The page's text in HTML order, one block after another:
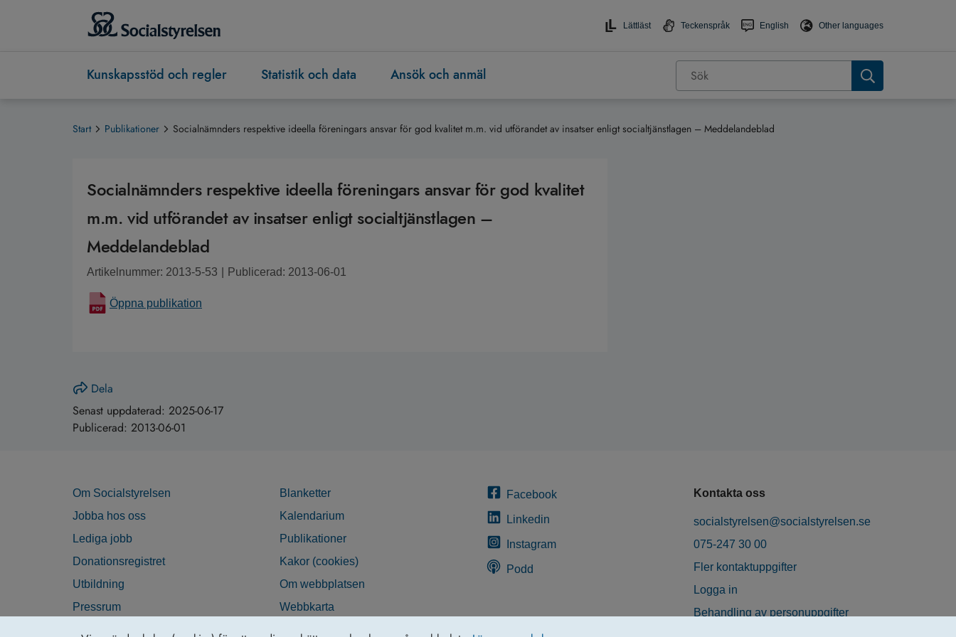
Lättläst Teckenspråk English Other languages
Kunskapsstöd och regler Statistik och data Ansök och anmäl
Start Publikationer Socialnämnders respektive ideella föreningars ansvar för god kvalitet m.m. vid utförandet av insatser enligt socialtjänstlagen – Meddelandeblad
Socialnämnders respektive ideella föreningars ansvar för god kvalitet
m.m. vid utförandet av insatser enligt socialtjänstlagen –
Meddelandeblad
Artikelnummer: 2013-5-53 Publicerad: 2013-06-01
Öppna publikation
Dela
Senast uppdaterad: 2025-06-17
Publicerad: 2013-06-01
Om Socialstyrelsen
Jobba hos oss
Lediga jobb
Donationsregistret
Utbildning
Pressrum
Blanketter
Kalendarium
Publikationer
Kakor (cookies)
Om webbplatsen
Webbkarta
Facebook
Linkedin
Instagram
Podd
Kontakta oss
socialstyrelsen@socialstyrelsen.se
075-247 30 00
Fler kontaktuppgifter
Logga in
Behandling av personuppgifter